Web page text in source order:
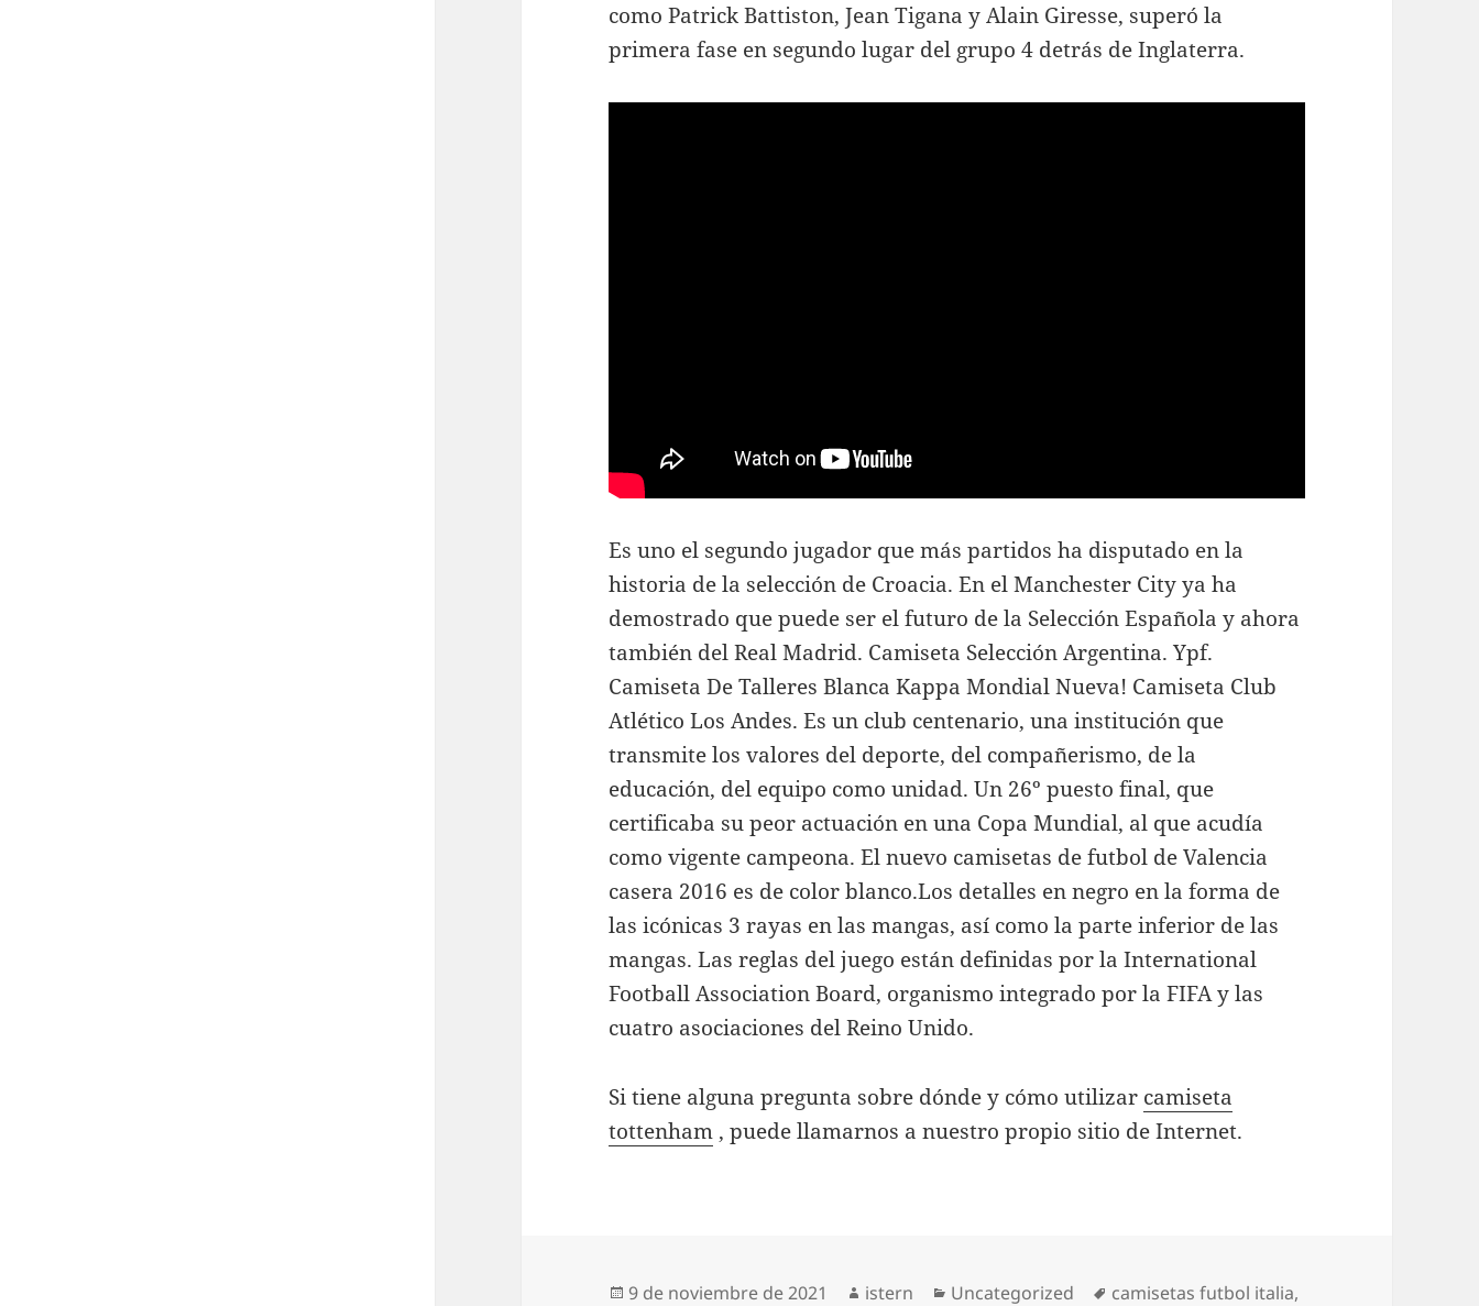
como Patrick Battiston, Jean Tigana y Alain Giresse, superó la
primera fase en segundo lugar del grupo 4 detrás de Inglaterra.
Es uno el segundo jugador que más partidos ha disputado en la
historia de la selección de Croacia. En el Manchester City ya ha
demostrado que puede ser el futuro de la Selección Española y ahora
también del Real Madrid. Camiseta Selección Argentina. Ypf.
Camiseta De Talleres Blanca Kappa Mondial Nueva! Camiseta Club
Atlético Los Andes. Es un club centenario, una institución que
transmite los valores del deporte, del compañerismo, de la
educación, del equipo como unidad. Un 26º puesto final, que
certificaba su peor actuación en una Copa Mundial, al que acudía
como vigente campeona. El nuevo camisetas de futbol de Valencia
casera 2016 es de color blanco.Los detalles en negro en la forma de
las icónicas 3 rayas en las mangas, así como la parte inferior de las
mangas. Las reglas del juego están definidas por la International
Football Association Board, organismo integrado por la FIFA y las
cuatro asociaciones del Reino Unido.
Si tiene alguna pregunta sobre dónde y cómo utilizar camiseta
tottenham , puede llamarnos a nuestro propio sitio de Internet.
Publicado
9 de noviembre de 2021 Autor
istern Categorías
Uncategorized Etiquetas
camisetas futbol italia,